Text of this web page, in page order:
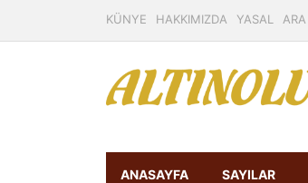
KÜNYE HAKKIMIZDA YASAL ARA
ANASAYFA SAYILAR